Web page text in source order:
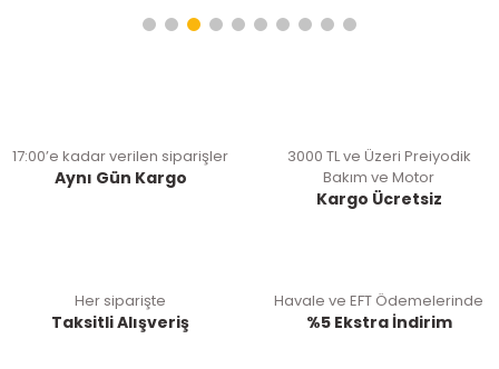
17:00’e kadar verilen siparişler
Aynı Gün Kargo
3000 TL ve Üzeri Preiyodik
Bakım ve Motor
Kargo Ücretsiz
Her siparişte
Taksitli Alışveriş
Havale ve EFT Ödemelerinde
%5 Ekstra İndirim